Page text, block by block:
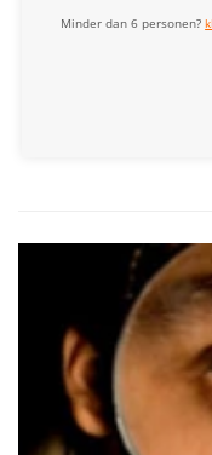
Minder dan 6 personen?